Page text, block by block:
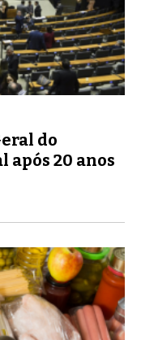
do
20 anos